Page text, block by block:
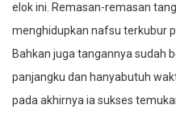
elok ini. Remasan-remasan
menghidupkan nafsu terkubur
Bahkan juga tangannya sudah
panjangku dan hanyabutuh
pada akhirnya ia sukses